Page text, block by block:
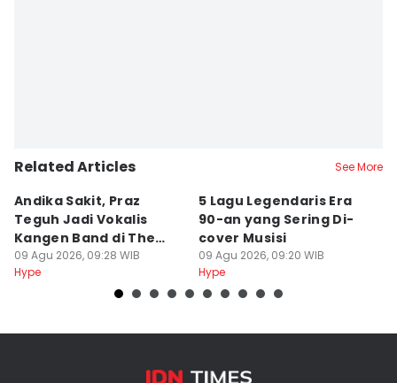
Related Articles See More
Andika Sakit, Praz
Teguh Jadi Vokalis
Kangen Band di The
Sounds Project
09 Agu 2026, 09:28 WIB
Hype
5 Lagu Legendaris Era
90-an yang Sering Di-
cover Musisi
09 Agu 2026, 09:20 WIB
Hype